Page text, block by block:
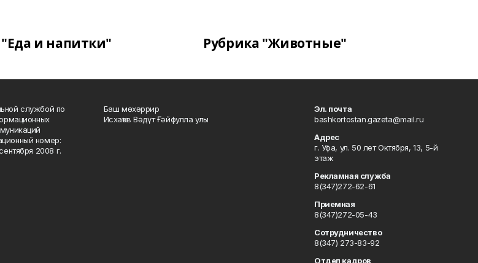
"Еда и напитки" Рубрика "Животные"
службой по
номер:
2008 г.
Баш мөхәррир
Исхаҡов Вәдүт Ғәйфулла улы
Эл. почта
bashkortostan.gazeta@mail.ru
Адрес
г. Уфа, ул. 50 лет Октября, 13, 5-й
этаж
Рекламная служба
8(347)272-62-61
Приемная
8(347)272-05-43
Сотрудничество
8(347) 273-83-92
Отдел кадров